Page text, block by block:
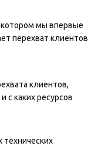
мы впервые
перехват клиентов
клиентов,
с каких ресурсов